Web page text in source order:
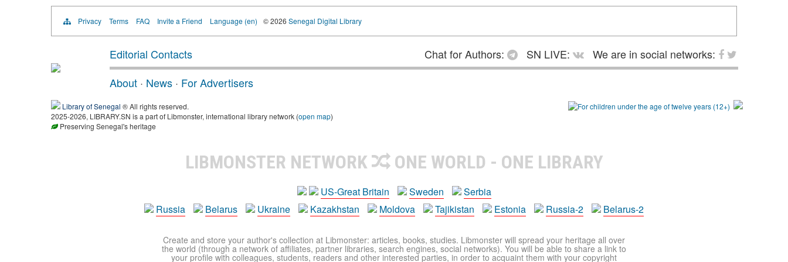
Privacy Terms FAQ Invite a Friend Language (en) © 2026 Senegal Digital Library
Editorial Contacts Chat for Authors: SN LIVE:
We are in social networks:
About · News · For Advertisers
Library of Senegal ® All rights reserved.
2025-2026, LIBRARY.SN is a part of Libmonster, international library network (open map)
Preserving Senegal's heritage
LIBMONSTER NETWORK ONE WORLD - ONE LIBRARY
US-Great Britain Sweden
Serbia
Russia
Belarus Ukraine Kazakhstan Moldova Tajikistan Estonia Russia-2 Belarus-2
Create and store your author's collection at Libmonster: articles, books, studies. Libmonster will spread your heritage all over
the world (through a network of affiliates, partner libraries, search engines, social networks). You will be able to share a link to
your profile with colleagues, students, readers and other interested parties, in order to acquaint them with your copyright